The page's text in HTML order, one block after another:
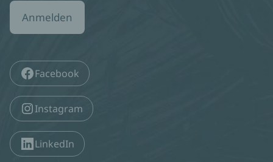
Anmelden
Facebook
Instagram
LinkedIn